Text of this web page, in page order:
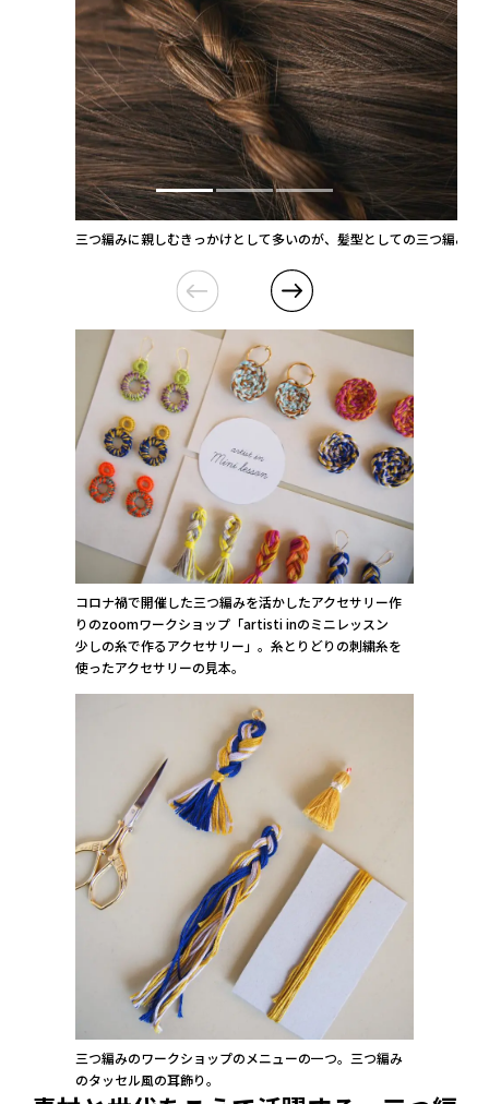
三つ編みに親しむきっかけとして多いのが、髪型としての三つ編み。
コロナ禍で開催した三つ編みを活かしたアクセサリー作
りのzoomワークショップ「artisti inのミニレッスン
少しの糸で作るアクセサリー」。糸とりどりの刺繍糸を
使ったアクセサリーの見本。
三つ編みのワークショップのメニューの一つ。三つ編み
のタッセル風の耳飾り。